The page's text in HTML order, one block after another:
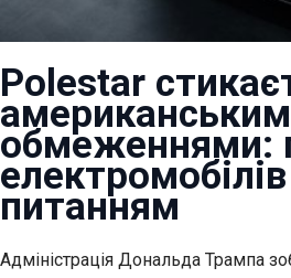
Polestar
обмеженнями:
питанням
Адміністрація Дональда Трампа